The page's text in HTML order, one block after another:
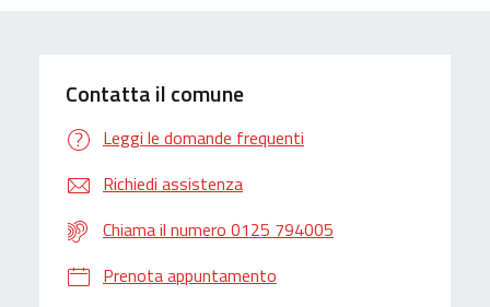
Contatta il comune
Leggi le domande frequenti
Richiedi assistenza
Chiama il numero 0125 794005
Prenota appuntamento